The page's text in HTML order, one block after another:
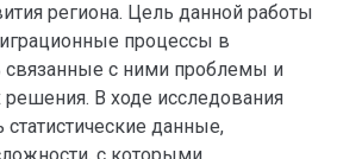
региона. Цель данной работы
процессы в
с ними проблемы и
В ходе исследования
статистические данные,